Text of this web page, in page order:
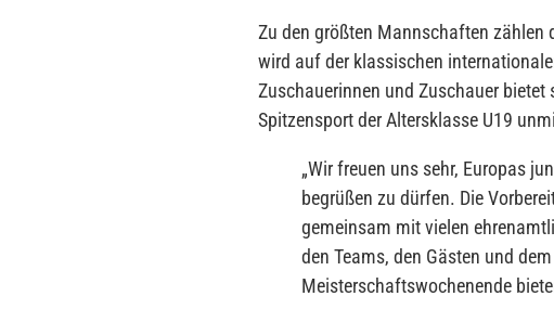
Zu den größten Mannschaften zählen
wird auf der klassischen
Zuschauerinnen und Zuschauer
Spitzensport der Altersklasse U19
„Wir freuen uns sehr, Europas
begrüßen zu dürfen. Die
gemeinsam mit vielen
den Teams, den Gästen und
Meisterschaftswochenende